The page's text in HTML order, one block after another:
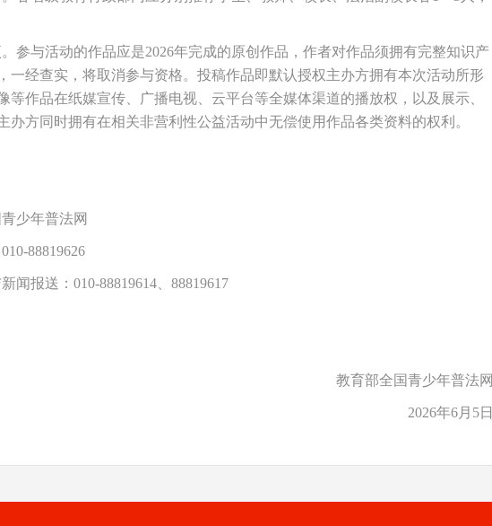
。参与活动的作品应是2026年完成的原创作品，作者对作品须拥有完整知识产
一经查实，将取消参与资格。投稿作品即默认授权主办方拥有本次活动所形
等作品在纸媒宣传、广播电视、云平台等全媒体渠道的播放权，以及展示、
办方同时拥有在相关非营利性公益活动中无偿使用作品各类资料的权利。
少年普法网
88819626
报送：010-88819614、88819617
教育部全国青少年普法网
2026年6月5日